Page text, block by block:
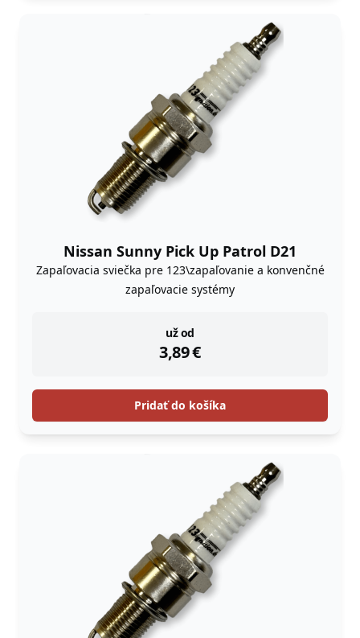
Nissan Sunny Pick Up Patrol D21
Zapaľovacia sviečka pre 123\zapaľovanie a konvenčné
zapaľovacie systémy
už od
3,89€
instock
Pridať do košíka